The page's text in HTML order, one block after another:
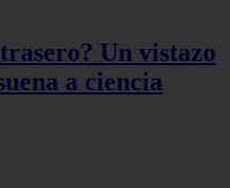
Un vistazo
a ciencia